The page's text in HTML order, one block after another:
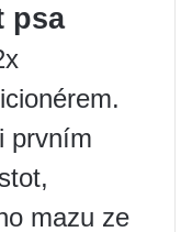
psa
prvním
mazu ze